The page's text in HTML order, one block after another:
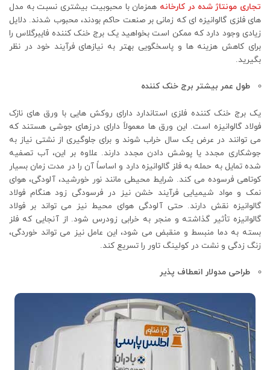
تجاری مونتاژ شده در کارخانه همزمان با محبوبیت بیشتری نسبت به مدل‌
های فلزی گالوانیزه‌ ای که زمانی بر صنعت حاکم بودند، محبوب شدند. دلایل
زیادی وجود دارد که ممکن است بخواهید یک برج خنک کننده فایبرگلاس را
برای کاهش هزینه ها و پاسخگویی بهتر به نیازهای فرآیند خود در نظر
بگیرید.
طول عمر بیشتر برج خنک کننده
یک برج خنک کننده فلزی استاندارد دارای روکش هایی با ورق های نازک
فولاد گالوانیزه است. این ورق ها معمولاً دارای درزهای جوشی هستند که
می توانند در عرض یک سال خراب شوند و برای جلوگیری از نشتی نیاز به
جوشکاری مجدد یا پوشش دادن مجدد دارند. علاوه بر این، آب تصفیه
شده تمایل به حمله به فلز گالوانیزه دارد و اساساً آن را در مدت زمان بسیار
کوتاهی فرسوده می کند. شرایط محیطی مانند نور خورشید، آلودگی، هوای
نمک و مواد شیمیایی فرآیند خشن نیز در فرسودگی زود هنگام فولاد
گالوانیزه نقش دارند. حتی آلودگی هوای محیط نیز می تواند بر فولاد
گالوانیزه تأثیر گذاشته و منجر به خرابی زودرس شود. از آنجایی که فلز
بسته به دما منبسط و منقبض می شود، این عامل نیز می تواند خوردگی،
زنگ زدگی و نشت در کولینگ تاور را تسریع کند.
طراحی مدولار انعطاف پذیر